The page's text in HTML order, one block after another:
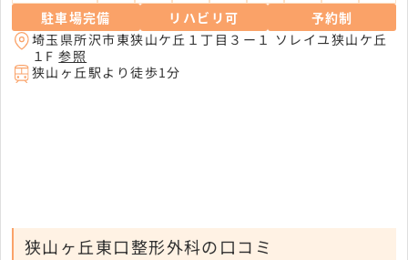
駐車場完備 リハビリ可
予約制
埼玉県所沢市東狭山ケ丘１丁目３ー１ ソレイユ狭山ケ丘
１F参照
狭山ヶ丘駅より徒歩1分
狭山ヶ丘東口整形外科の口コミ